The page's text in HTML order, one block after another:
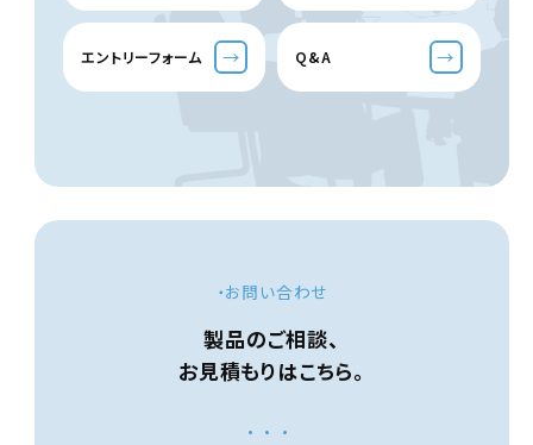
エントリーフォーム → Q&A →
・お問い合わせ
製品のご相談、
お見積もりはこちら。
...